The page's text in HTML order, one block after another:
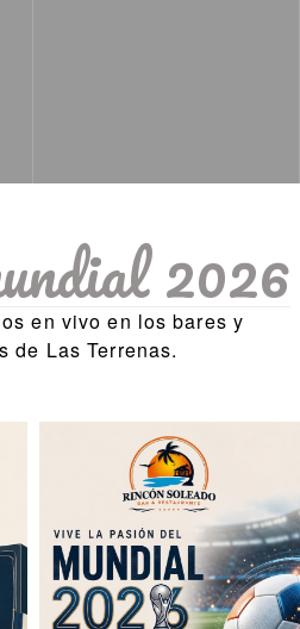
2026
en vivo en los bares y
de Las Terrenas.